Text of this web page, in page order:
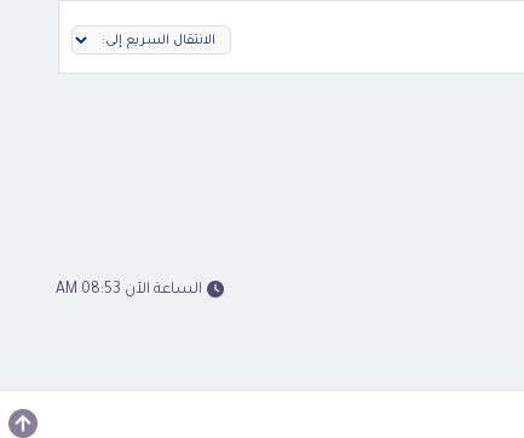
الساعة الآن 08:53 AM